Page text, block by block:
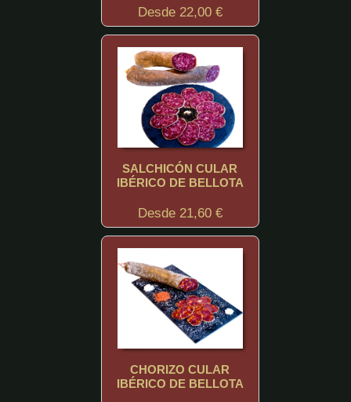
Desde 22,00 €
SALCHICÓN CULAR
IBÉRICO DE BELLOTA
Desde 21,60 €
CHORIZO CULAR
IBÉRICO DE BELLOTA